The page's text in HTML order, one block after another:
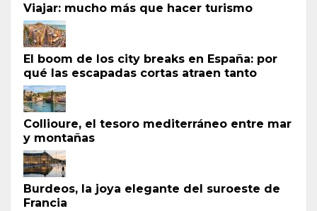
Viajar: mucho más que hacer turismo
El boom de los city breaks en España: por
qué las escapadas cortas atraen tanto
Collioure, el tesoro mediterráneo entre mar
y montañas
Burdeos, la joya elegante del suroeste de
Francia